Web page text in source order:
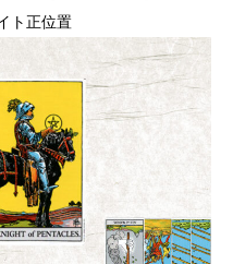
ト正位置